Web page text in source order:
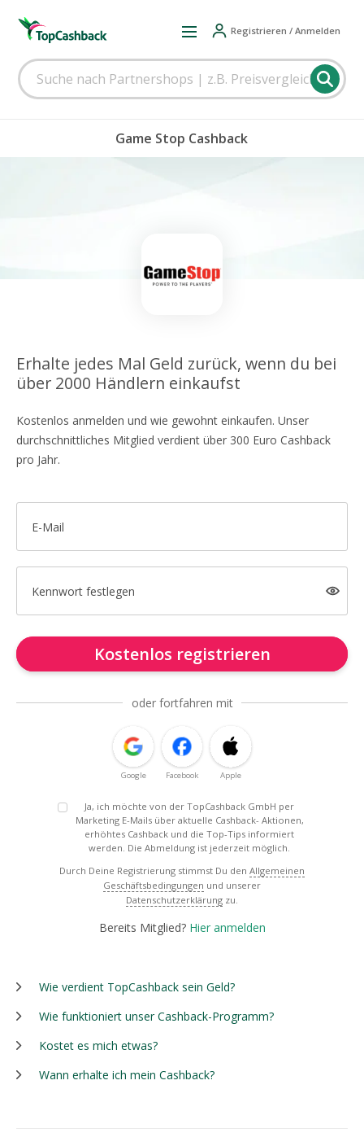
Registrieren / Anmelden
Game Stop Cashback
Erhalte jedes Mal Geld zurück, wenn du bei
über 2000 Händlern einkaufst
Kostenlos anmelden und wie gewohnt einkaufen. Unser
durchschnittliches Mitglied verdient über 300 Euro Cashback
pro Jahr.
E-Mail
Kennwort festlegen
Kostenlos registrieren
oder fortfahren mit
Google Facebook Apple
Ja, ich möchte von der TopCashback GmbH per
Marketing E-Mails über aktuelle Cashback- Aktionen,
erhöhtes Cashback und die Top-Tips informiert
werden. Die Abmeldung ist jederzeit möglich.
Durch Deine Registrierung stimmst Du den Allgemeinen
Geschäftsbedingungen und unserer
Datenschutzerklärung zu.
Bereits Mitglied? Hier anmelden
Wie verdient TopCashback sein Geld?
Wie funktioniert unser Cashback-Programm?
Kostet es mich etwas?
Wann erhalte ich mein Cashback?